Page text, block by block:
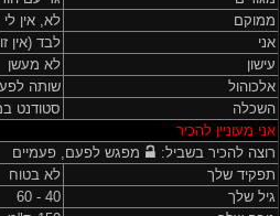
ממוקם
לא, אין
אני
לבד (אין
עישון
לא מעשן
אלכוהול
שותה
השכלה
סטודנט
אני מעוניין להכיר
רוצה להכיר בשביל:
מפגש לפעם, פעמיים
תפקיד שלך
לא בטוח
גיל שלך
40 - 60